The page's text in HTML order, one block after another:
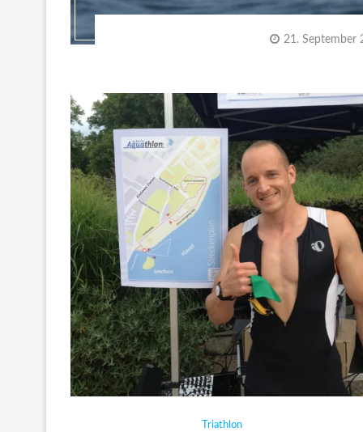
21. September
Triathlon